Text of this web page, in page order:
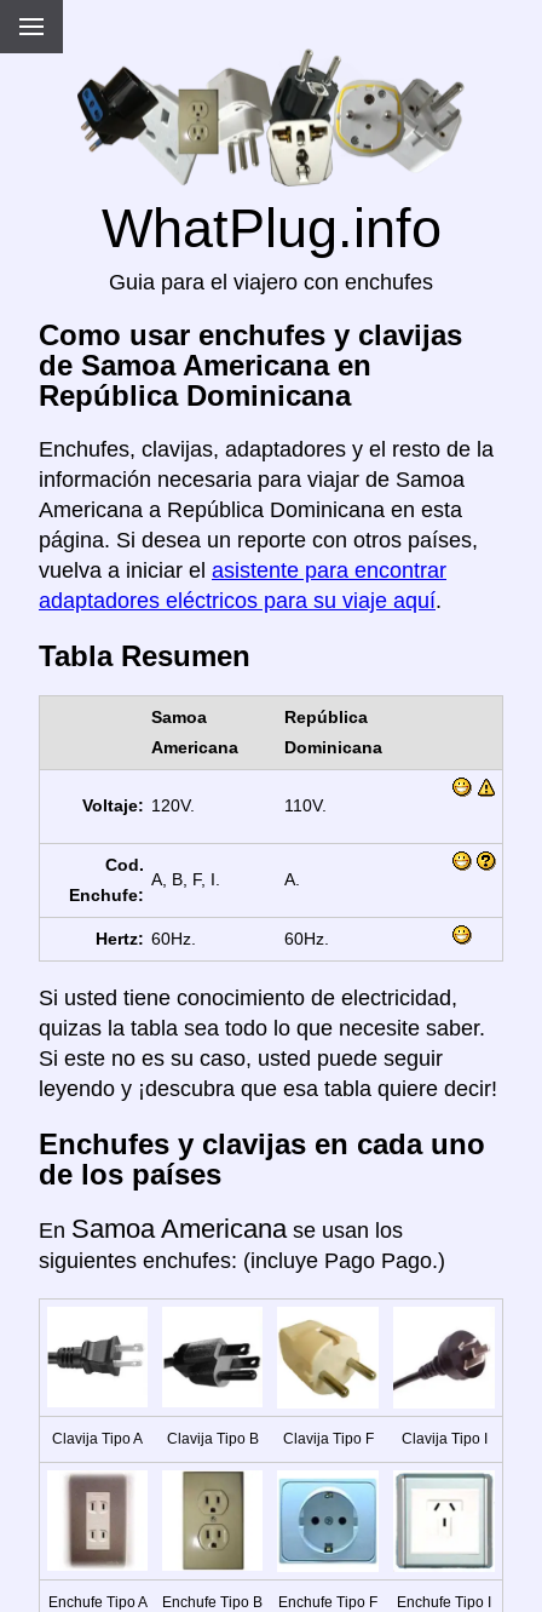
WhatPlug.info
Guia para el viajero con enchufes
Como usar enchufes y clavijas
de Samoa Americana en
República Dominicana
Enchufes, clavijas, adaptadores y el resto de la
información necesaria para viajar de Samoa
Americana a República Dominicana en esta
página. Si desea un reporte con otros países,
vuelva a iniciar el asistente para encontrar
adaptadores eléctricos para su viaje aquí.
Tabla Resumen
Samoa
Americana
República
Dominicana
Voltaje: 120V. 110V.
Cod.
Enchufe:
A, B, F, I. A.
Hertz: 60Hz. 60Hz.
Si usted tiene conocimiento de electricidad,
quizas la tabla sea todo lo que necesite saber.
Si este no es su caso, usted puede seguir
leyendo y ¡descubra que esa tabla quiere decir!
Enchufes y clavijas en cada uno
de los países
En Samoa Americana se usan los
siguientes enchufes: (incluye Pago Pago.)
Clavija Tipo A Clavija Tipo B Clavija Tipo F Clavija Tipo I
Enchufe Tipo A Enchufe Tipo B Enchufe Tipo F Enchufe Tipo I